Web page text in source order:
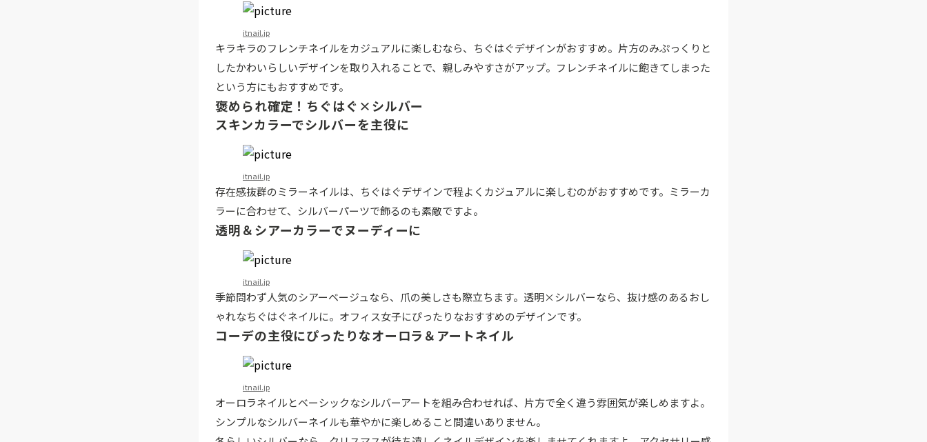
itnail.jp
キラキラのフレンチネイルをカジュアルに楽しむなら、ちぐはぐデザインがおすすめ。片方のみぷっくりと
したかわいらしいデザインを取り入れることで、親しみやすさがアップ。フレンチネイルに飽きてしまった
という方にもおすすめです。
褒められ確定！ちぐはぐ×シルバー
スキンカラーでシルバーを主役に
itnail.jp
存在感抜群のミラーネイルは、ちぐはぐデザインで程よくカジュアルに楽しむのがおすすめです。ミラーカ
ラーに合わせて、シルバーパーツで飾るのも素敵ですよ。
透明＆シアーカラーでヌーディーに
itnail.jp
季節問わず人気のシアーベージュなら、爪の美しさも際立ちます。透明×シルバーなら、抜け感のあるおし
ゃれなちぐはぐネイルに。オフィス女子にぴったりなおすすめのデザインです。
コーデの主役にぴったりなオーロラ＆アートネイル
itnail.jp
オーロラネイルとベーシックなシルバーアートを組み合わせれば、片方で全く違う雰囲気が楽しめますよ。
シンプルなシルバーネイルも華やかに楽しめること間違いありません。